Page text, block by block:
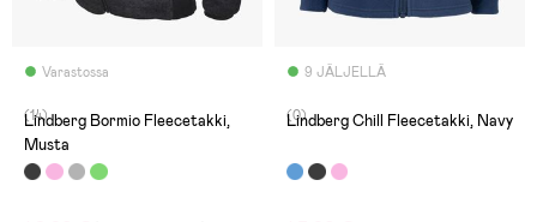
Varastossa
(14)
Lindberg Bormio Fleecetakki,
Musta
9 JÄLJELLÄ
(0)
Lindberg Chill Fleecetakki, Navy